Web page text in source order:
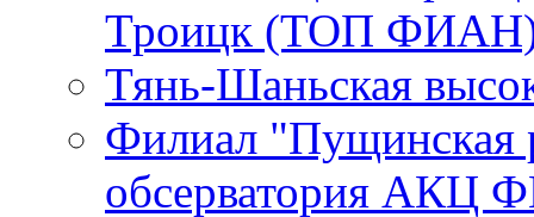
Троицк (ТОП
Тянь-Шаньская
Филиал "Пущинская
обсерватория АКЦ